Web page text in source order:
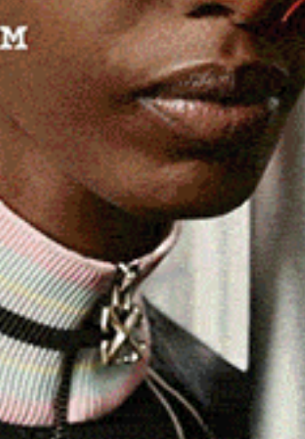
dei fondi Pnrr per gli Asili Nido, e
È la risposta del sindacoMassimo Satta
l’Amministrazione per aver perso un
era già pronto ad arrivare(leggi) . Ma non è
già attivando per provare a offrire
intende intervenire, come già accennato più
aggiuntivi di asilo nido – dice il primo
idonee per adibirle ad asilo nido».